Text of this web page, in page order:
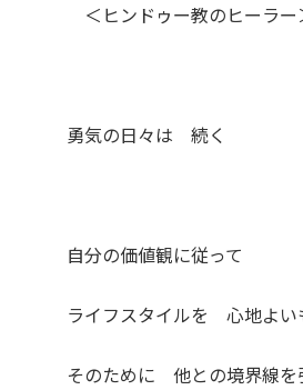
＜ヒンドゥー教のヒーラー
勇気の日々は 続く
自分の価値観に従って
ライフスタイルを 心地よい
そのために 他との境界線を